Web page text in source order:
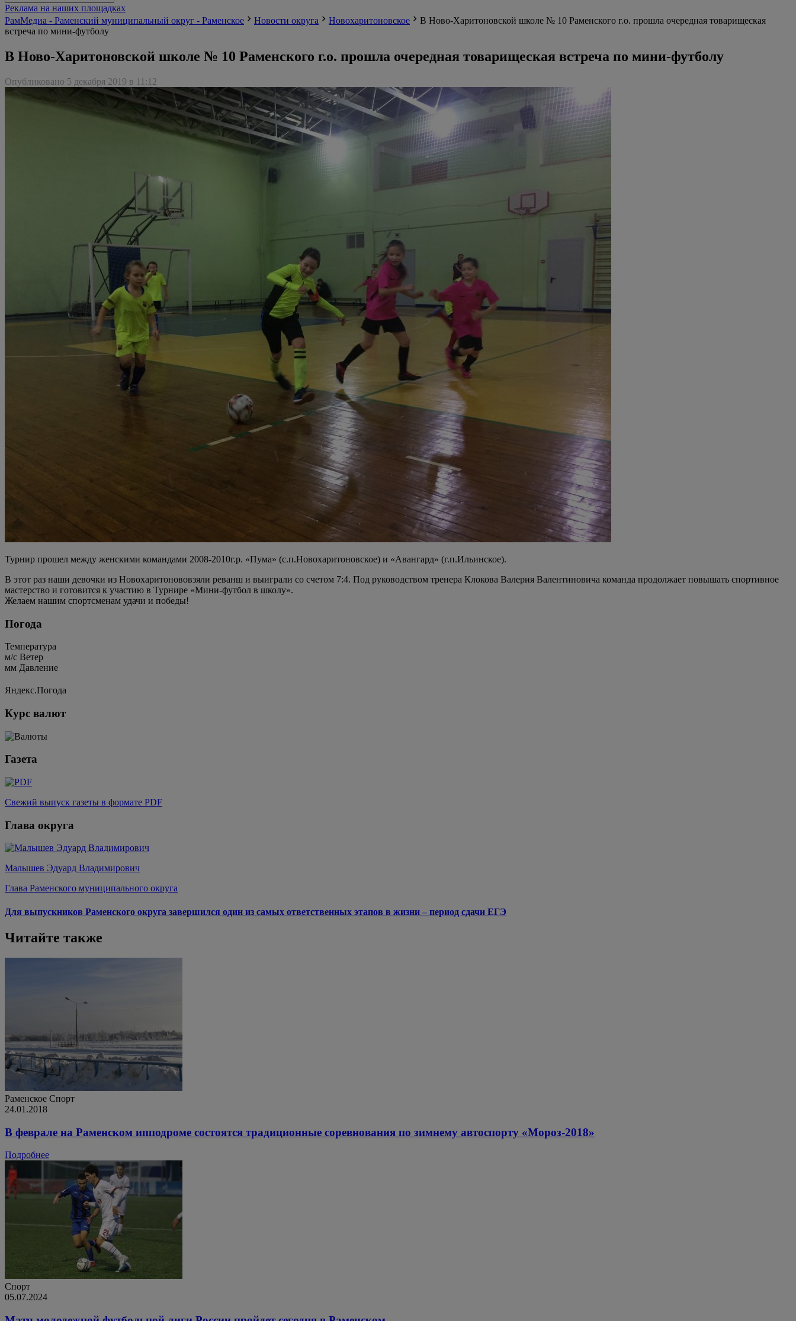
Реклама на наших площадках
РамМедиа - Раменский муниципальный округ - Раменское
Новости округа Новохаритоновское
В Ново-Харитоновской школе № 10 Раменского г.о. прошла очередная товарищеская
встреча по мини-футболу
В Ново-Харитоновской школе № 10 Раменского г.о. прошла очередная товарищеская встреча по мини-футболу
Опубликовано 5 декабря 2019 в 11:12
Турнир прошел между женскими командами 2008-2010г.р. «Пума» (с.п.Новохаритоновское) и «Авангард» (г.п.Ильинское).
В этот раз наши девочки из Новохаритонововзяли реванш и выиграли со счетом 7:4. Под руководством тренера Клокова Валерия Валентиновича команда продолжает повышать спортивное
мастерство и готовится к участию в Турнире «Мини-футбол в школу».
Желаем нашим спортсменам удачи и победы!
Погода
Температура
м/c Ветер
мм Давление
Яндекс.Погода
Курс валют
Газета
Свежий выпуск газеты в формате PDF
Глава округа
Малышев Эдуард Владимирович
Глава Раменского муниципального округа
Для выпускников Раменского округа завершился один из самых ответственных этапов в жизни – период сдачи ЕГЭ
Читайте также
Раменское Спорт
24.01.2018
В феврале на Раменском ипподроме состоятся традиционные соревнования по зимнему автоспорту «Мороз-2018»
Подробнее
Спорт
05.07.2024